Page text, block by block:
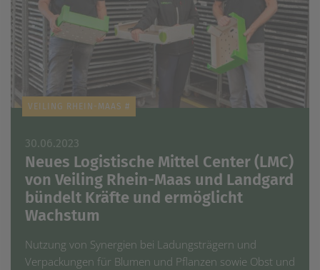
VEILING RHEIN-MAAS #
30.06.2023
Neues Logistische Mittel Center (LMC)
von Veiling Rhein-Maas und Landgard
bündelt Kräfte und ermöglicht
Wachstum
Nutzung von Synergien bei Ladungsträgern und
Verpackungen für Blumen und Pflanzen sowie Obst und